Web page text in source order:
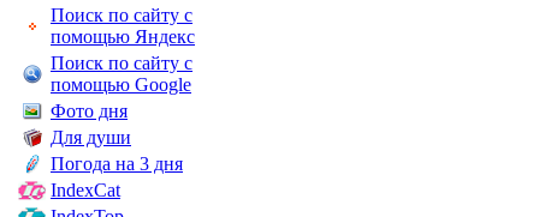
Поиск по сайту с
помощью Яндекс
Поиск по сайту с
помощью Google
Фото дня
Для души
Погода на 3 дня
IndexCat